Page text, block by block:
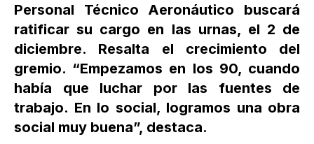
Personal Técnico Aeronáutico buscará
ratificar su cargo en las urnas, el 2 de
diciembre. Resalta el crecimiento del
gremio. “Empezamos en los 90, cuando
había que luchar por las fuentes de
trabajo. En lo social, logramos una obra
social muy buena”, destaca.